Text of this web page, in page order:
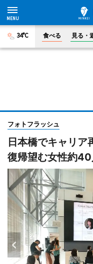
34°C 食べる 見る・
フォトフラッシュ
日本橋でキャリ
復帰望む女性約